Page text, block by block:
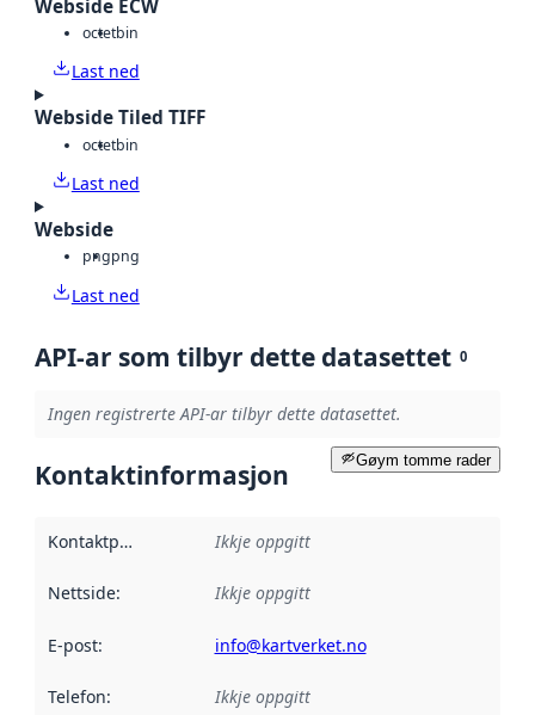
Webside ECW
octetbin
Last ned
Webside Tiled TIFF
octetbin
Last ned
Webside
pngpng
Last ned
API-ar som tilbyr dette datasettet 0
Ingen registrerte API-ar tilbyr dette datasettet.
Gøym tomme rader
Kontaktinformasjon
Kontaktpunkt Ikkje oppgitt
Nettside: Ikkje oppgitt
E-post: info@kartverket.no
Telefon: Ikkje oppgitt